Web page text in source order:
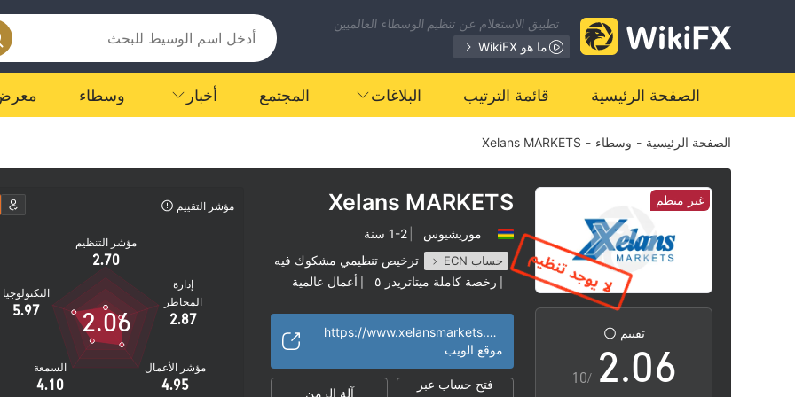
تطبيق الاستعلام عن تنظيم الوسطاء العالميين
ما هو WikiFX
الصفحة الرئيسية قائمة الترتيب البلاغات المجتمع أخبار وسطاء
الصفحة الرئيسية - وسطاء -
Xelans MARKETS
غير منظم
تقييم
0
1
2.0
0
1
2
3
4
5
6
/10
Xelans MARKETS
موريشيوس 1-2 سنة
حساب ECN ترخيص تنظيمي مشكوك فيه
رخصة كاملة ميتاتريدر ٥ أعمال عالمية
https://www.xelansmarkets.com
موقع الويب
فتح حساب عبر
آلة الزمن
مؤشر التقييم
مؤشر التنظيم
2.70
التكنولوجيا
5.97
السمعة
4.10
مؤشر الأعمال
4.95
إدارة
المخاطر
2.87
2.06